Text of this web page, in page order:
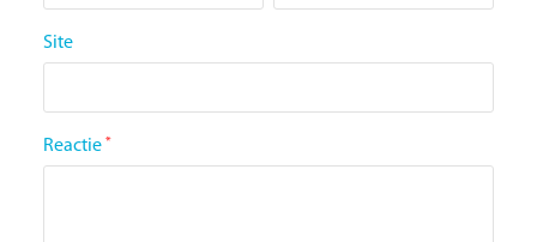
Site
Reactie *